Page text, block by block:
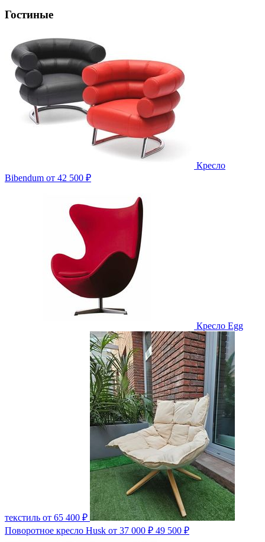
Гостиные
Кресло
Bibendum от 42 500 ₽
Кресло Egg
текстиль от 65 400 ₽
Поворотное кресло Husk от 37 000 ₽ 49 500 ₽